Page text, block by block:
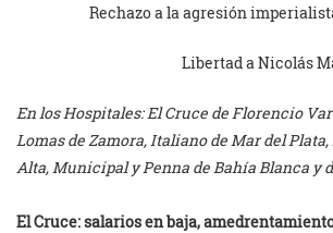
Rechazo a la agresión
Libertad a Nicolás
En los Hospitales: El Cruce de Florencio
Lomas de Zamora, Italiano de Mar del
Alta, Municipal y Penna de Bahía Blanca y
El Cruce: salarios en baja,